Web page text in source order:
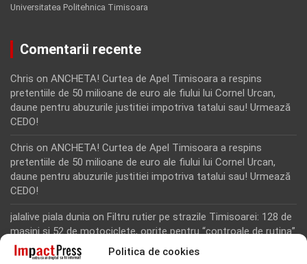
Politica de cookies
Universitatea Politehnica Timisoara
Comentarii recente
Chris on ANCHETA! Curtea de Apel Timisoara a respins
pretentiile de 50 milioane de euro ale fiului lui Cornel Urcan,
daune pentru abuzurile justitiei impotriva tatalui sau! Urmează
CEDO!
Chris on ANCHETA! Curtea de Apel Timisoara a respins
pretentiile de 50 milioane de euro ale fiului lui Cornel Urcan,
daune pentru abuzurile justitiei impotriva tatalui sau! Urmează
CEDO!
jalalive piala dunia on Filtru rutier pe strazile Timisoarei: 128 de
masini si 52 de motociclete, oprite pentru “controale de rutina”
Rodion Camatoritul on Inca un martor din dosarul fraudei cu